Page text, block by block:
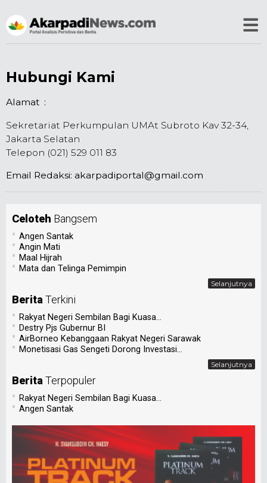
Hubungi Kami
Alamat :
Sekretariat Perkumpulan UMAt Subroto Kav 32-34,
Jakarta Selatan
Telepon (021) 529 011 83
Email Redaksi: akarpadiportal@gmail.com
Celoteh Bangsem
• Angen Santak
• Angin Mati
• Maal Hijrah
• Mata dan Telinga Pemimpin
Selanjutnya
Berita Terkini
• Rakyat Negeri Sembilan Bagi Kuasa...
• Destry Pjs Gubernur BI
• AirBorneo Kebanggaan Rakyat Negeri Sarawak
• Monetisasi Gas Sengeti Dorong Investasi...
Selanjutnya
Berita Terpopuler
• Rakyat Negeri Sembilan Bagi Kuasa...
• Angen Santak